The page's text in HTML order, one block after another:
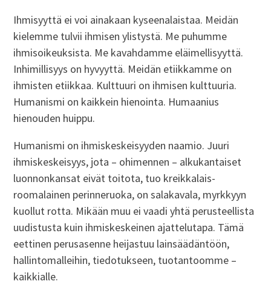
Ihmisyyttä ei voi ainakaan kyseenalaistaa. Meidän
kielemme tulvii ihmisen ylistystä. Me puhumme
ihmisoikeuksista. Me kavahdamme eläimellisyyttä.
Inhimillisyys on hyvyyttä. Meidän etiikkamme on
ihmisten etiikkaa. Kulttuuri on ihmisen kulttuuria.
Humanismi on kaikkein hienointa. Humaanius
hienouden huippu.
Humanismi on ihmiskeskeisyyden naamio. Juuri
ihmiskeskeisyys, jota – ohimennen – alkukantaiset
luonnonkansat eivät toitota, tuo kreikkalais-
roomalainen perinneruoka, on salakavala, myrkkyyn
kuollut rotta. Mikään muu ei vaadi yhtä perusteellista
uudistusta kuin ihmiskeskeinen ajattelutapa. Tämä
eettinen perusasenne heijastuu lainsäädäntöön,
hallintomalleihin, tiedotukseen, tuotantoomme –
kaikkialle.